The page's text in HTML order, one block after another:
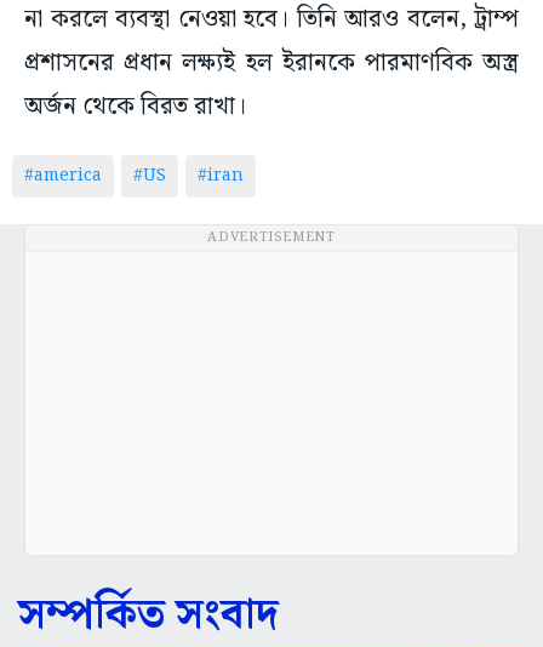
না করলে ব্যবস্থা নেওয়া হবে। তিনি আরও বলেন, ট্রাম্প
প্রশাসনের প্রধান লক্ষ্যই হল ইরানকে পারমাণবিক অস্ত্র
অর্জন থেকে বিরত রাখা।
#america #US #iran
ADVERTISEMENT
সম্পর্কিত সংবাদ